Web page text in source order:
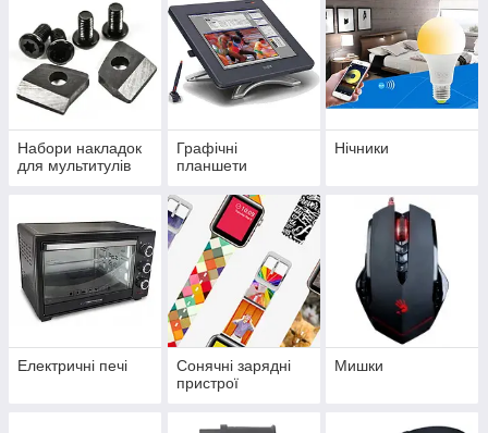
Набори накладок
для мультитулів
Графічні
планшети
Нічники
Електричні печі
Сонячні зарядні
пристрої
Мишки